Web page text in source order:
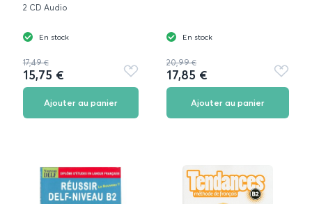
2 CD Audio
En stock
17,49 €
15,75 €
Ajouter
aux
Ajouter au panier
En stock
20,99 €
17,85 €
Ajouter
aux
Ajouter au panier